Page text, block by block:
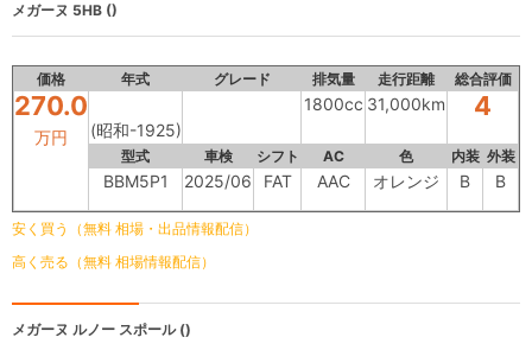
メガーヌ 5HB ()
価格 年式 グレード 排気量 走行距離 総合評価
270.0
万円 (昭和-1925)
1800cc 31,000km 4
型式 車検 シフト AC 色 内装 外装
BBM5P1 2025/06 FAT AAC オレンジ B B
安く買う（無料 相場・出品情報配信）
高く売る（無料 相場情報配信）
メガーヌ ルノー スポール ()